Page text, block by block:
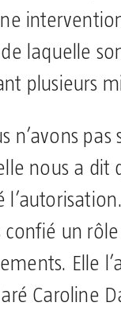
laquelle
plusieurs
n’avons pas
nous a dit
confié un
Elle
Caroline